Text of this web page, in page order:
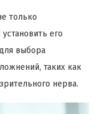
только
его
выбора
таких как
нерва.